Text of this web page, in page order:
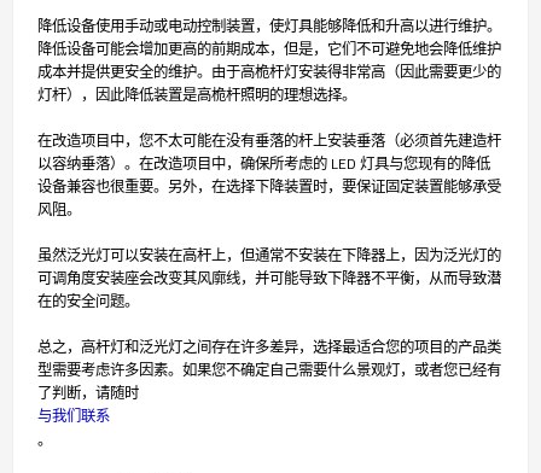
降低设备使用手动或电动控制装置，使灯具能够降低和升高以进行维护。
降低设备可能会增加更高的前期成本，但是，它们不可避免地会降低维护
成本并提供更安全的维护。由于高桅杆灯安装得非常高（因此需要更少的
灯杆），因此降低装置是高桅杆照明的理想选择。
在改造项目中，您不太可能在没有垂落的杆上安装垂落（必须首先建造杆
以容纳垂落）。在改造项目中，确保所考虑的 LED 灯具与您现有的降低
设备兼容也很重要。另外，在选择下降装置时，要保证固定装置能够承受
风阻。
虽然泛光灯可以安装在高杆上，但通常不安装在下降器上，因为泛光灯的
可调角度安装座会改变其风廓线，并可能导致下降器不平衡，从而导致潜
在的安全问题。
总之，高杆灯和泛光灯之间存在许多差异，选择最适合您的项目的产品类
型需要考虑许多因素。如果您不确定自己需要什么景观灯，或者您已经有
了判断，请随时
与我们联系
。